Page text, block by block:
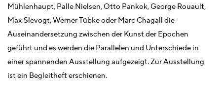
Mühlenhaupt, Palle Nielsen, Otto Pankok, George Rouault,
Max Slevogt, Werner Tübke oder Marc Chagall die
Auseinandersetzung zwischen der Kunst der Epochen
geführt und es werden die Parallelen und Unterschiede in
einer spannenden Ausstellung aufgezeigt. Zur Ausstellung
ist ein Begleitheft erschienen.